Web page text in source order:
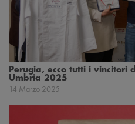
Perugia, ecco tutti i vincitori
Umbria 2025
14 Marzo 2025